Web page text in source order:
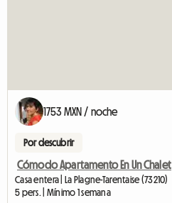
1753 MXN / noche
Por descubrir
Cómodo Apartamento En Un Chalet
Casa entera | La Plagne-Tarentaise (73210)
5 pers. | Mínimo 1 semana